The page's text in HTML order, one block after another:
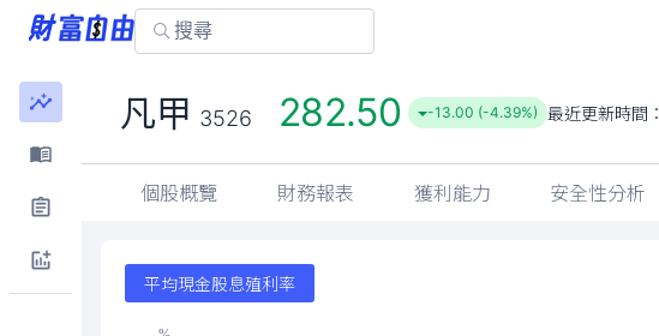
凡甲 3526 282.50 -13.00 (-4.39%) 最近更新時間：
個股概覽 財務報表 獲利能力 安全性分析
平均現金股息殖利率